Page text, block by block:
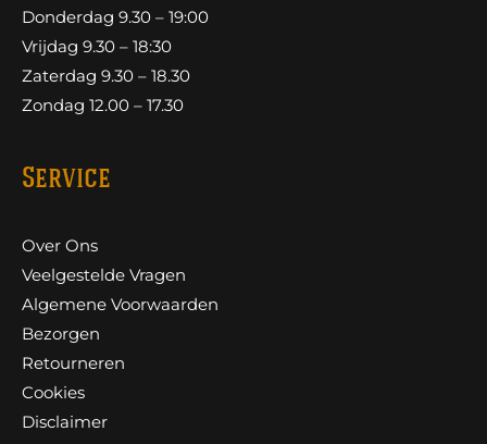
Donderdag 9.30 – 19:00
Vrijdag 9.30 – 18:30
Zaterdag 9.30 – 18.30
Zondag 12.00 – 17.30
Service
Over Ons
Veelgestelde Vragen
Algemene Voorwaarden
Bezorgen
Retourneren
Cookies
Disclaimer